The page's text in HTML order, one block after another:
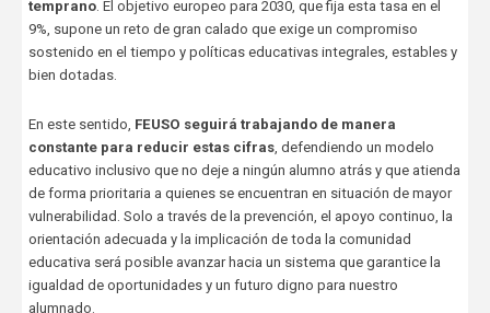
temprano. El objetivo europeo para 2030, que fija esta tasa en el
9%, supone un reto de gran calado que exige un compromiso
sostenido en el tiempo y políticas educativas integrales, estables y
bien dotadas.
En este sentido, FEUSO seguirá trabajando de manera
constante para reducir estas cifras, defendiendo un modelo
educativo inclusivo que no deje a ningún alumno atrás y que atienda
de forma prioritaria a quienes se encuentran en situación de mayor
vulnerabilidad. Solo a través de la prevención, el apoyo continuo, la
orientación adecuada y la implicación de toda la comunidad
educativa será posible avanzar hacia un sistema que garantice la
igualdad de oportunidades y un futuro digno para nuestro
alumnado.